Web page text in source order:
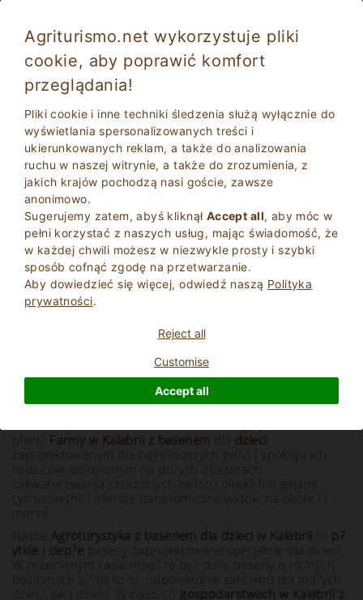
Agriturismo.net wykorzystuje pliki
cookie, aby poprawić komfort
przeglądania!
Pliki cookie i inne techniki śledzenia służą wyłącznie do
wyświetlania spersonalizowanych treści i
ukierunkowanych reklam, a także do analizowania
ruchu w naszej witrynie, a także do zrozumienia, z
jakich krajów pochodzą nasi goście, zawsze
anonimowo.
Sugerujemy zatem, abyś kliknął Accept all, aby móc w
pełni korzystać z naszych usług, mając świadomość, że
w każdej chwili możesz w niezwykle prosty i szybki
sposób cofnąć zgodę na przetwarzanie.
Aby dowiedzieć się więcej, odwiedź naszą Polityka
prywatności.
Reject all
Customise
Accept all
Wakacje rodzinne na farmie w Kalabrii z
basenem dla dzieci
2Dorosli
0Dzieci SZUKAJ
Info and Description
ofert? Farmy w Kalabrii z basenem dla dzieci
zaprojektowanym dla najm?odszych go?ci i spokoju ich
rodziców, po?o?onym na du?ych obszarach
zakwaterowania otoczonych zielon? oliwk? lub gajami
cytrusowymi i oferuje panoramiczne widoki na okolic? i
morze.
Nasze Agroturystyka z basenem dla dzieci w Kalabrii to p?
ytkie i ciep?e baseny zaprojektowane specjalnie dla dzieci.
W przeciwnym razie mog? to by? du?e baseny o ró?nych
poziomach g??boko?ci, odpowiednie zarówno dla ma?ych
dzieci, jak i dzieci. W naszych gospodarstwach w Kalabrii z